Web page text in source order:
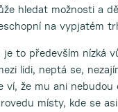
hledat možnosti a
na vypjatém
je to především nízká
lidi, neptá se,
ví, že mu ani
místy, kde se